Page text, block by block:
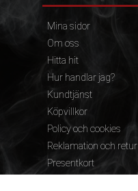
Mina sidor
Om oss
Hitta hit
Hur handlar jag?
Kundtjänst
Köpvillkor
Policy och cookies
Reklamation och retur
Presentkort